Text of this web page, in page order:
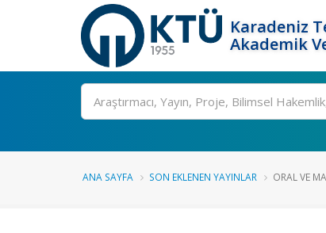
Karadeniz
Akademik
Ara
ANA SAYFA SON EKLENEN YAYINLAR ORAL VE